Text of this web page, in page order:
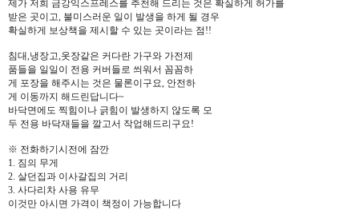
제가 저희 금강익스프레스를 추천해 드리는 것은 확실하게 허가를
받은 곳이고, 불미스러운 일이 발생을 하게 될 경우
확실하게 보상책을 제시할 수 있는 곳이라는 점!!
침대,냉장고,옷장같은 커다란 가구와 가전제
품들을 일일이 전용 커버들로 씌워서 꼼꼼하
게 포장을 해주시는 것은 물론이구요, 안전하
게 이동까지 해드린답니다~
바닥면에도 찍힘이나 긁힘이 발생하지 않도록 모
두 전용 바닥재들을 깔고서 작업해드리구요!
※ 전화하기시전에 잠깐
1. 짐의 무게
2. 살던집과 이사갈집의 거리
3. 사다리차 사용 유무
이것만 아시면 가격이 책정이 가능합니다